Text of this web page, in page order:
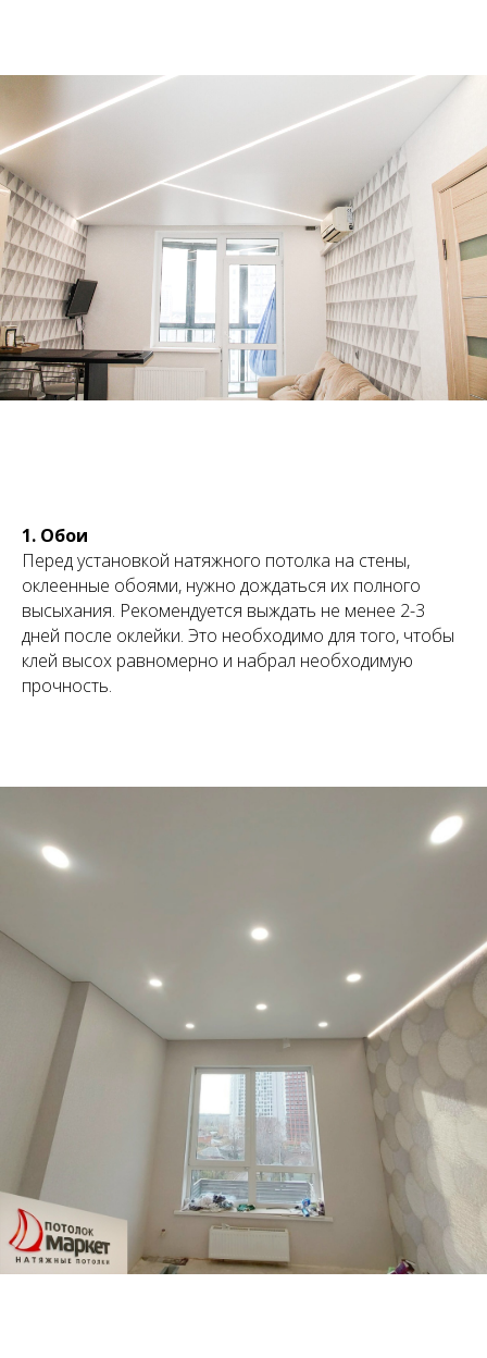
1. Обои
Перед установкой натяжного потолка на стены,
оклеенные обоями, нужно дождаться их полного
высыхания. Рекомендуется выждать не менее 2-3
дней после оклейки. Это необходимо для того, чтобы
клей высох равномерно и набрал необходимую
прочность.